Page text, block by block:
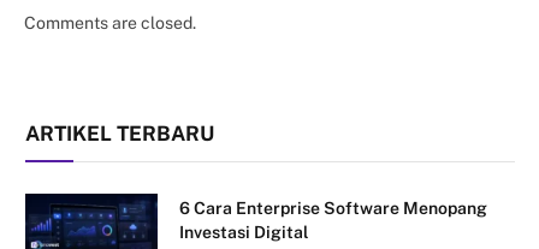
Comments are closed.
ARTIKEL TERBARU
6 Cara Enterprise Software Menopang
Investasi Digital